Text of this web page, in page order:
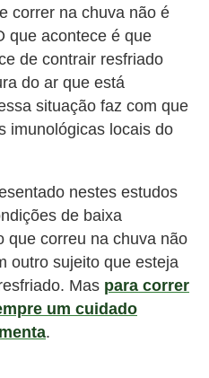
correr na chuva não é
que acontece é que
de contrair resfriado
do ar que está
situação faz com que
imunológicas locais do
nestes estudos
de baixa
que correu na chuva não
outro sujeito que esteja
Mas para correr
um cuidado
.